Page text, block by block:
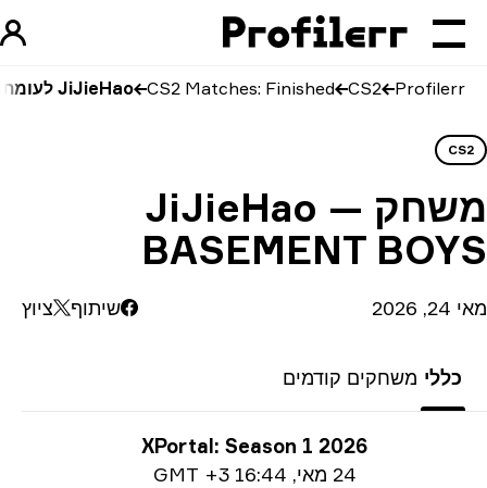
Profilerr
CS2
CS2 Matches: Finished JiJieHao לעומת BASEMENT BOYS
JiJieHao —
BASEMENT
שיתוף ציוץ
כללי משחקים קודמים
XPortal: Season 1 2026
24 מאי ,
16:44 GMT +3